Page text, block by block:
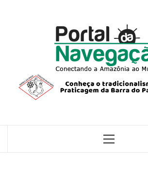
CONECTANDO A AMAZÔNIA COM O
Primary